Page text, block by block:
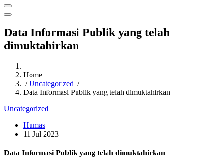
Data Informasi Publik yang telah
dimuktahirkan
Home
/Uncategorized /
Data Informasi Publik yang telah dimuktahirkan
Uncategorized
Humas
11 Jul 2023
Data Informasi Publik yang telah dimuktahirkan